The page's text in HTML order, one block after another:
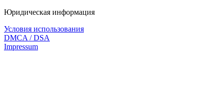
Юридическая информация
Условия использования
DMCA / DSA
Impressum